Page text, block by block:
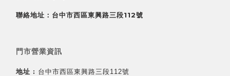
聯絡地址：台中市西區東興路三段112號
門市營業資訊
地址 : 台中市西區東興路三段112號